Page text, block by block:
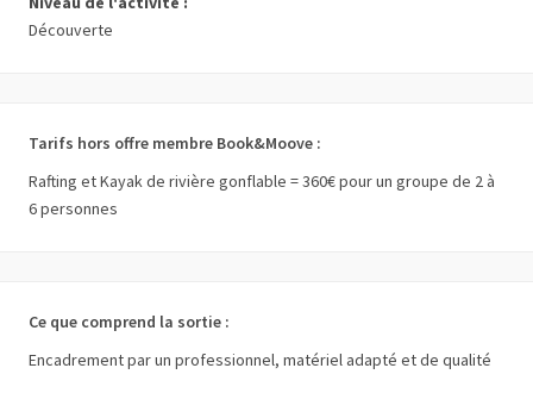
Découverte
Tarifs hors offre membre Book&Moove :
Rafting et Kayak de rivière gonflable = 360€ pour un groupe de 2 à
6 personnes
Ce que comprend la sortie :
Encadrement par un professionnel, matériel adapté et de qualité